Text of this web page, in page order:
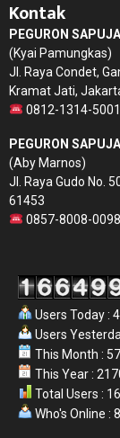
Kontak
PEGURON
(Kyai Pamungkas)
Jl. Raya Condet,
Kramat Jati,
0812-1314-5001
PEGURON
(Aby Marnos)
Jl. Raya Gudo No.
61453
0857-8008-0098
Users Today :
Users
This Month :
This Year :
Total Users :
Who's Online : 8